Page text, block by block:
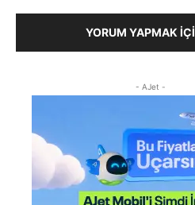
YORUM YAPMAK
- AJet -